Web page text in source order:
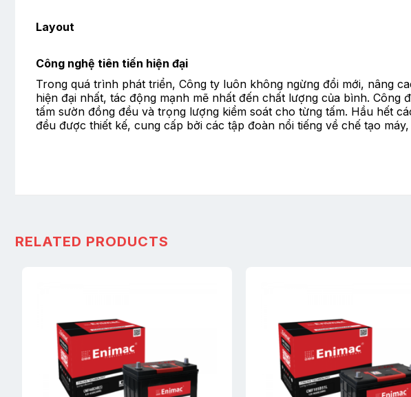
Layout
Công nghệ tiên tiến hiện đại
Trong quá trình phát triển, Công ty luôn không ngừng đổi mới, nâng
hiện đại nhất, tác động mạnh mẽ nhất đến chất lượng của bình.
tấm sườn đồng đều và trọng lượng kiểm soát cho từng tấm. Hầu hết
đều được thiết kế, cung cấp bởi các tập đoàn nổi tiếng về chế tạo
RELATED PRODUCTS